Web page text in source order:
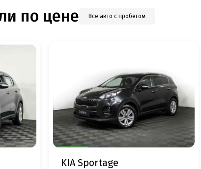
по цене Все авто с пробегом
KIA Sportage